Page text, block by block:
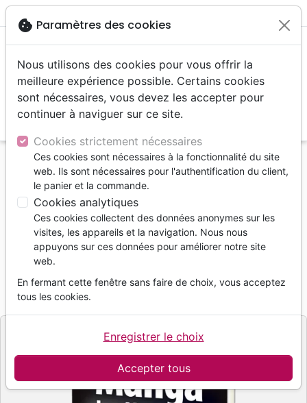
menu
Accueil Livres
Bandes dessinées
Manga Les Messagers - Vol. 3 - Nous annoncent-ils
la vie... ou la mort ?
Manga Les Messagers - Vol. 3 - Nous
annoncent-ils la vie... ou la mort ?
Ryo Azumi
RéférenceBLF9085 EAN9782362490859
Editeur BLF Éditions
cookie Paramètres des cookies
Nous utilisons des cookies pour vous offrir la
meilleure expérience possible. Certains cookies
sont nécessaires, vous devez les accepter pour
continuer à naviguer sur ce site.
Cookies strictement nécessaires
Ces cookies sont nécessaires à la fonctionnalité du site
web. Ils sont nécessaires pour l'authentification du client,
le panier et la commande.
Cookies analytiques
Ces cookies collectent des données anonymes sur les
visites, les appareils et la navigation. Nous nous
appuyons sur ces données pour améliorer notre site
web.
En fermant cette fenêtre sans faire de choix, vous acceptez
tous les cookies.
Accepter tous
Enregistrer le choix